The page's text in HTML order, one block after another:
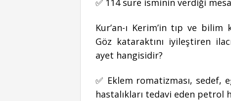
Kur’an-ı Kerim’in tıp ve
Göz kataraktını iyileştiren
ayet hangisidir?
✅ Eklem romatizması, sedef,
hastalıkları tedavi eden petrol